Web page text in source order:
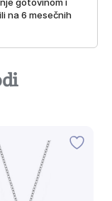
na 6 mesečnih